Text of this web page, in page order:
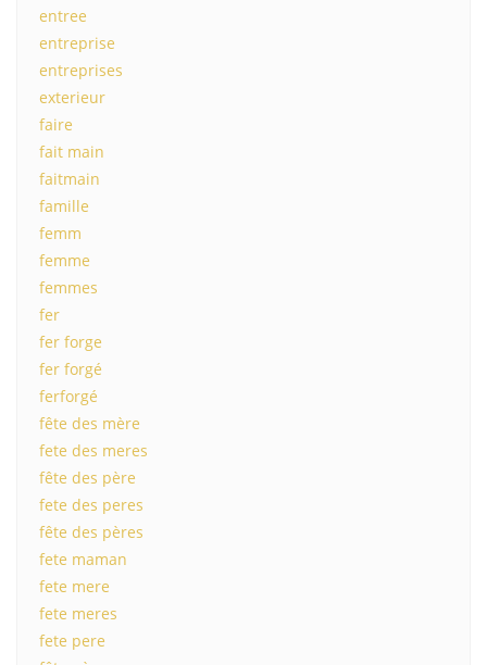
entree
entreprise
entreprises
exterieur
faire
fait main
faitmain
famille
femm
femme
femmes
fer
fer forge
fer forgé
ferforgé
fête des mère
fete des meres
fête des père
fete des peres
fête des pères
fete maman
fete mere
fete meres
fete pere